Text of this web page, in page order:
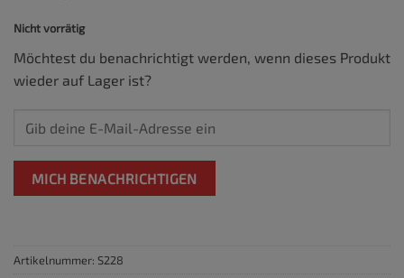
Nicht vorrätig
Möchtest du benachrichtigt werden, wenn dieses Produkt
wieder auf Lager ist?
MICH BENACHRICHTIGEN
Artikelnummer: S228